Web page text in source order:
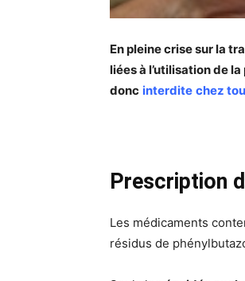
En pleine crise sur la
liées à l’utilisation de
donc interdite chez
Prescription
Les médicaments
résidus de